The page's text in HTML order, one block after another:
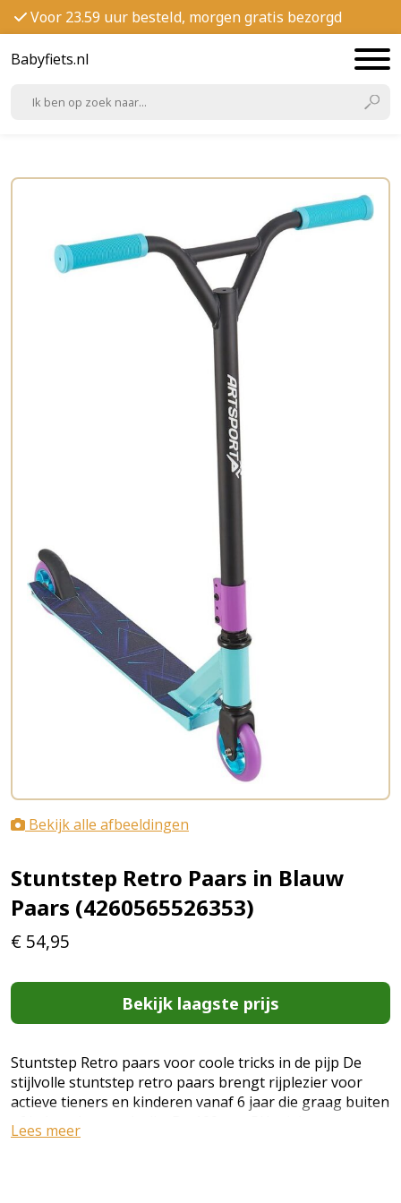
Voor 23.59 uur besteld, morgen gratis bezorgd
Babyfiets.nl
Bekijk alle afbeeldingen
Stuntstep Retro Paars in Blauw
Paars (4260565526353)
€ 54,95
Bekijk laagste prijs
Stuntstep Retro paars voor coole tricks in de pijp De
stijlvolle stuntstep retro paars brengt rijplezier voor
actieve tieners en kinderen vanaf 6 jaar die graag buiten
of in het skatepark zijn. De 100 mm PU-wielen met
aluminium kern en ABEC 9 zorgen voor snel en soepel
Lees meer